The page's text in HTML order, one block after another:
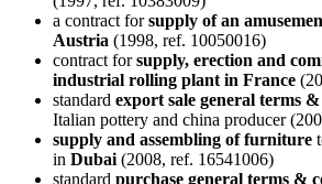
a contract forsupply of an
Austria (1998, ref. 10050016)
contract forsupply, erection and
industrial rolling plant in France
standard export sale general terms
Italian pottery and china producer
supply and assembling of furniture
in Dubai(2008, ref. 16541006)
standard purchase general terms &